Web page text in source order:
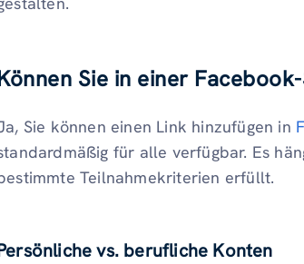
Sie in einer
Sie können einen Link hinzufügen in
für alle verfügbar. Es
Teilnahmekriterien erfüllt.
vs. berufliche Konten